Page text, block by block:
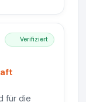
Verifiziert
für die